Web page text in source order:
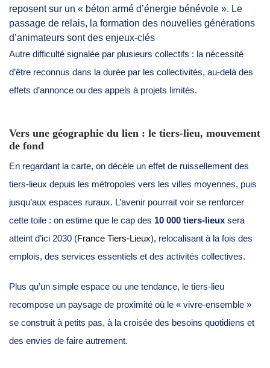
reposent sur un « béton armé d’énergie bénévole ». Le
passage de relais, la formation des nouvelles générations
d’animateurs sont des enjeux-clés
Autre difficulté signalée par plusieurs collectifs : la nécessité
d’être reconnus dans la durée par les collectivités, au-delà des
effets d’annonce ou des appels à projets limités.
Vers une géographie du lien : le tiers-lieu, mouvement
de fond
En regardant la carte, on décèle un effet de ruissellement des
tiers-lieux depuis les métropoles vers les villes moyennes, puis
jusqu’aux espaces ruraux. L’avenir pourrait voir se renforcer
cette toile : on estime que le cap des 10 000 tiers-lieux sera
atteint d’ici 2030 (France Tiers-Lieux), relocalisant à la fois des
emplois, des services essentiels et des activités collectives.
Plus qu’un simple espace ou une tendance, le tiers-lieu
recompose un paysage de proximité où le « vivre-ensemble »
se construit à petits pas, à la croisée des besoins quotidiens et
des envies de faire autrement.